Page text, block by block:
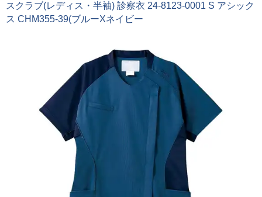
スクラブ(レディス・半袖) 診察衣 24-8123-0001 S アシック
ス CHM355-39(ブルーXネイビー